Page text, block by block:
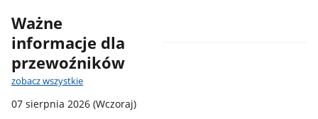
Ważne
informacje dla
przewoźników
zobacz wszystkie
07 sierpnia 2026(Wczoraj)